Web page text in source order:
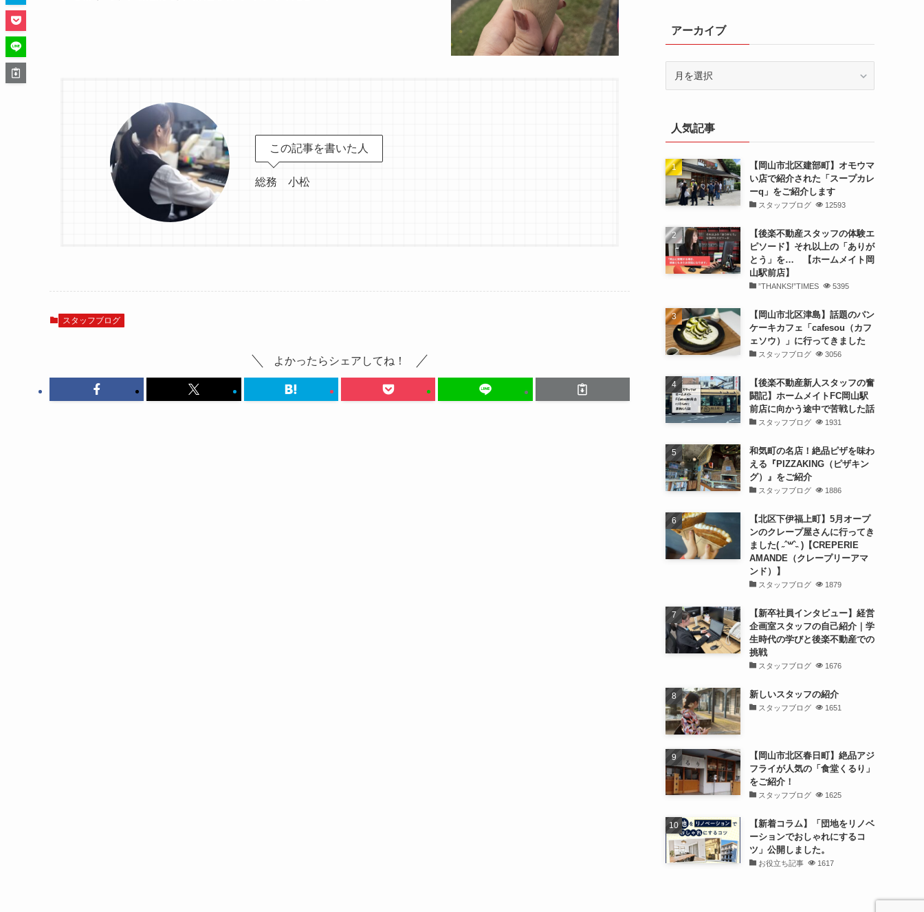
この記事を書いた人
総務 小松
スタッフブログ
よかったらシェアしてね！
アーカイブ
ブ人気記事
【岡山市北区建部町】オモウマ
い店で紹介された「スープカレ
ーq」をご紹介します
スタッフブログ 12593
【後楽不動産スタッフの体験エ
ピソード】それ以上の「ありが
とう」を… 【ホームメイト岡
山駅前店】
”THANKS!”TIMES 5395
【岡山市北区津島】話題のパン
ケーキカフェ「cafesou（カフ
ェソウ）」に行ってきました
スタッフブログ 3056
【後楽不動産新人スタッフの奮
闘記】ホームメイトFC岡山駅
前店に向かう途中で苦戦した話
スタッフブログ 1931
和気町の名店！絶品ピザを味わ
える『PIZZAKING（ピザキン
グ）』をご紹介
スタッフブログ 1886
【北区下伊福上町】5月オープ
ンのクレープ屋さんに行ってき
ました( ˶ˆ꒳ˆ˵ )【CREPERIE
AMANDE（クレープリーアマ
ンド）】
スタッフブログ 1879
【新卒社員インタビュー】経営
企画室スタッフの自己紹介｜学
生時代の学びと後楽不動産での
挑戦
スタッフブログ 1676
新しいスタッフの紹介
スタッフブログ 1651
【岡山市北区春日町】絶品アジ
フライが人気の「食堂くるり」
をご紹介！
スタッフブログ 1625
【新着コラム】「団地をリノベ
ーションでおしゃれにするコ
ツ」公開しました。
お役立ち記事 1617